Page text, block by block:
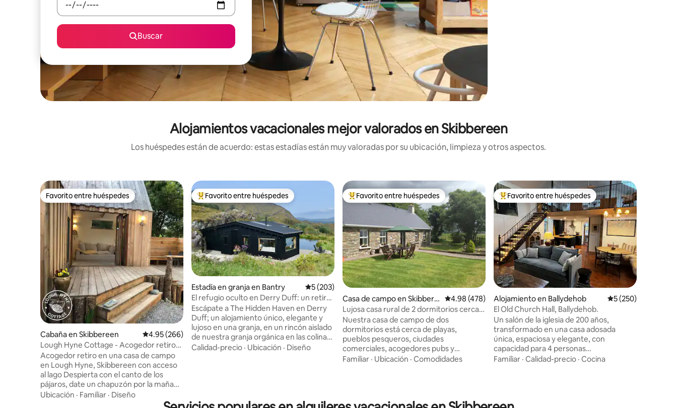
Buscar
Alojamientos vacacionales mejor valorados en Skibbereen
Los huéspedes están de acuerdo: estas estadías están muy valoradas por su ubicación, limpieza y otros aspectos.
Favorito entre huéspedes
Favorito entre huéspedes
Cabaña en Skibbereen Calificación promedio: 4.95 de 5, 266 reseñas
4.95 (266)
Lough Hyne Cottage - Acogedor retiro
con baño de leña
Acogedor retiro en una casa de campo
en Lough Hyne, Skibbereen con acceso
al lago Despierta con el canto de los
pájaros, date un chapuzón por la mañana
en el lago de agua salada y relájate en tu
bañera privada de leña bajo las estrellas.
Ubicación · Familiar · Diseño
Favorito entre huéspedes preferido
Favorito entre huéspedes
Estadía en granja en Bantry Calificación promedio: 5 de 5, 203 reseñas
5 (203)
El refugio oculto en Derry Duff: un retiro
romántico
Escápate a The Hidden Haven en Derry
Duff; un alojamiento único, elegante y
lujoso en una granja, en un rincón aislado
de nuestra granja orgánica en las colinas
de West Cork, a solo 20 minutos de
paz, tranquilidad y nuestros productos
Calidad-precio · Ubicación · Diseño
Favorito entre huéspedes preferido
Favorito entre huéspedes
Casa de campo en Skibbere
en
Calificación promedio: 4.98 de 5, 478 reseñas
4.98 (478)
Lujosa casa rural de 2 dormitorios cerca
de Skibbereen, West Cork
Nuestra casa de campo de dos
dormitorios está cerca de playas,
pueblos pesqueros, ciudades
comerciales, acogedores pubs y
restaurantes, actividades para familias
impresionantes paisajes marinos y vistas,
Familiar · Ubicación · Comodidades
Favorito entre huéspedes preferido
Favorito entre huéspedes
Alojamiento en Ballydehob Calificación
5 (250)
El Old Church Hall, Ballydehob.
Un salón de la iglesia de 200 años,
transformado en una casa adosada
única, espaciosa y elegante, con
capacidad para 4 personas
cómodamente. Suelos de terracota con
doble altura. El dormitorio tiene una
Familiar · Calidad-precio · Cocina